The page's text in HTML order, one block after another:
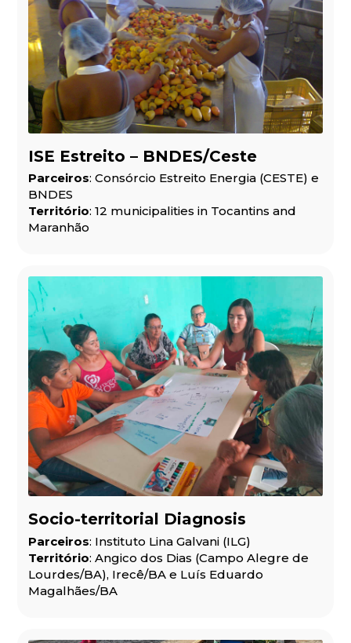
ISE Estreito – BNDES/Ceste
Parceiros: Consórcio Estreito Energia (CESTE) e
BNDES
Território: 12 municipalities in Tocantins and
Maranhão
Socio-territorial Diagnosis
Parceiros: Instituto Lina Galvani (ILG)
Território: Angico dos Dias (Campo Alegre de
Lourdes/BA), Irecê/BA e Luís Eduardo
Magalhães/BA